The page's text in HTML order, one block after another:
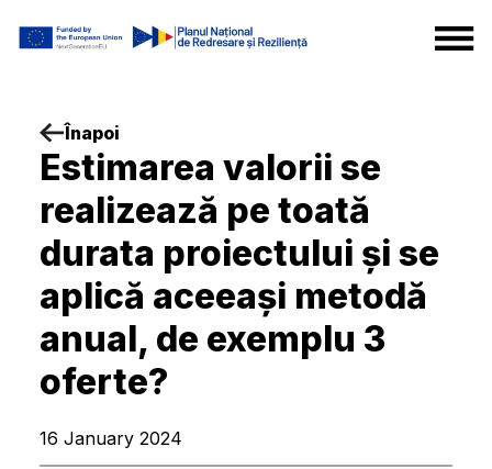
Înapoi
Estimarea valorii se
realizează pe toată
durata proiectului și se
aplică aceeași metodă
anual, de exemplu 3
oferte?
16 January 2024